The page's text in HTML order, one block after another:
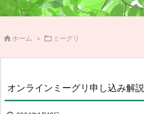
 ホーム >  ミーグリ
オンラインミーグリ申し込み解説